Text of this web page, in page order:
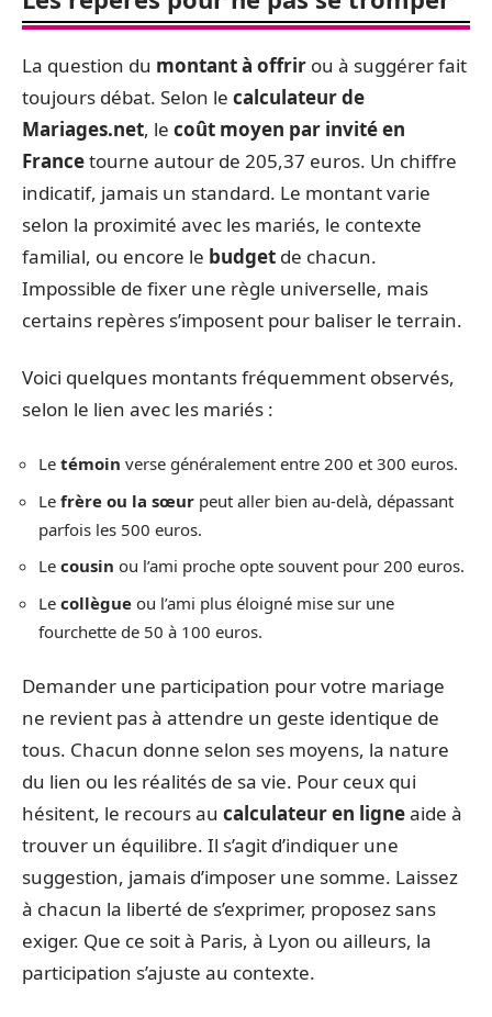
La question du montant à offrir ou à suggérer fait
toujours débat. Selon le calculateur de
Mariages.net, le coût moyen par invité en
Francetourne autour de 205,37 euros. Un chiffre
indicatif, jamais un standard. Le montant varie
selon la proximité avec les mariés, le contexte
familial, ou encore le budget de chacun.
Impossible de fixer une règle universelle, mais
certains repères s’imposent pour baliser le terrain.
Voici quelques montants fréquemment observés,
selon le lien avec les mariés :
Le témoin verse généralement entre 200 et 300 euros.
Le frère ou la sœur peut aller bien au-delà, dépassant
parfois les 500 euros.
Le cousin ou l’ami proche opte souvent pour 200 euros.
Le collègue ou l’ami plus éloigné mise sur une
fourchette de 50 à 100 euros.
Demander une participation pour votre mariage
ne revient pas à attendre un geste identique de
tous. Chacun donne selon ses moyens, la nature
du lien ou les réalités de sa vie. Pour ceux qui
hésitent, le recours au calculateur en ligneaide à
trouver un équilibre. Il s’agit d’indiquer une
suggestion, jamais d’imposer une somme. Laissez
à chacun la liberté de s’exprimer, proposez sans
exiger. Que ce soit à Paris, à Lyon ou ailleurs, la
participation s’ajuste au contexte.